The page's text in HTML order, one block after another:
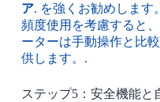
ア. を強くお勧めします
頻度使用を考慮すると
ーターは手動操作と比
供します。.
ステップ5：安全機能と